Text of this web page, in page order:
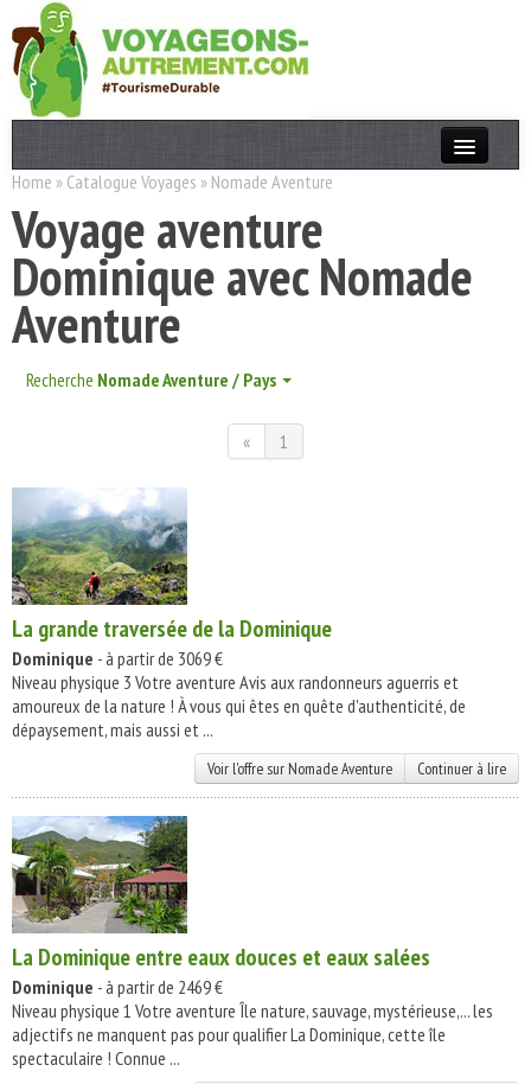
Actualités
T. Responsable
Destinations
Acteurs
Thèmes
Home » Catalogue Voyages » Nomade Aventure
Voyage aventure
Dominique avec Nomade
Aventure
Recherche Nomade Aventure / Pays
« 1
La grande traversée de la Dominique
Dominique - à partir de 3069 €
Niveau physique 3 Votre aventure Avis aux randonneurs aguerris et
amoureux de la nature ! À vous qui êtes en quête d'authenticité, de
dépaysement, mais aussi et ...
Voir l'offre sur Nomade Aventure Continuer à lire
La Dominique entre eaux douces et eaux salées
Dominique - à partir de 2469 €
Niveau physique 1 Votre aventure Île nature, sauvage, mystérieuse,... les
adjectifs ne manquent pas pour qualifier La Dominique, cette île
spectaculaire ! Connue ...